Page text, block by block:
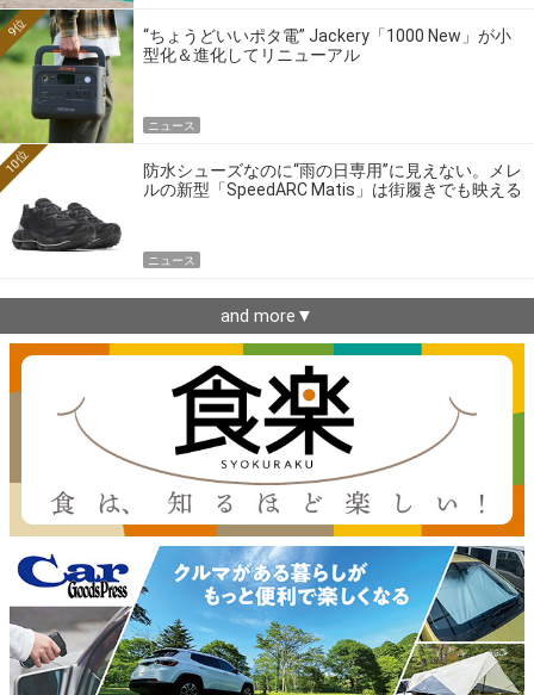
“ちょうどいいポタ電” Jackery「1000 New」が小
型化＆進化してリニューアル
9位
ニュース
防水シューズなのに“雨の日専用”に見えない。メレ
ルの新型「SpeedARC Matis」は街履きでも映える
10位
ニュース
and more▼